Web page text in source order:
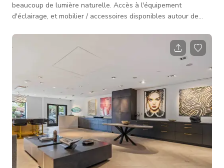
beaucoup de lumière naturelle. Accès à l'équipement
d'éclairage, et mobilier / accessoires disponibles autour de
demande. Les heures du week-end entraîneront un
supplément de 15 $ par heure. Donc c'est 55 $ de l'heure
samedi/dimanche, minimum deux heures.